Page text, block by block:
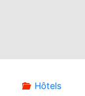
Hôtels